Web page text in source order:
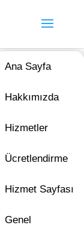
Ana Sayfa
Hakkımızda
Hizmetler
Ücretlendirme
Hizmet Sayfası
Genel